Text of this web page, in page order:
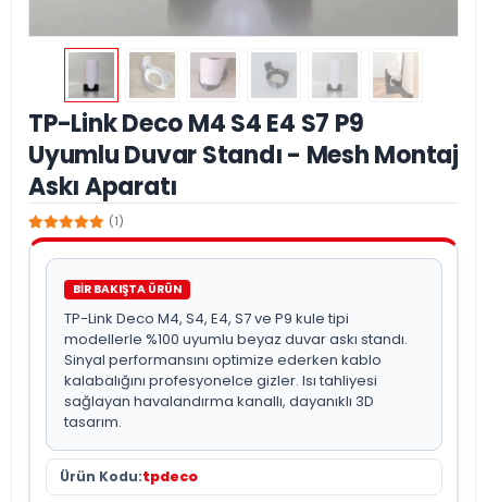
TP-Link Deco M4 S4 E4 S7 P9
Uyumlu Duvar Standı - Mesh Montaj
Askı Aparatı
(1)
BİR BAKIŞTA ÜRÜN
TP-Link Deco M4, S4, E4, S7 ve P9 kule tipi
modellerle %100 uyumlu beyaz duvar askı standı.
Sinyal performansını optimize ederken kablo
kalabalığını profesyonelce gizler. Isı tahliyesi
sağlayan havalandırma kanallı, dayanıklı 3D
tasarım.
Ürün Kodu:tpdeco